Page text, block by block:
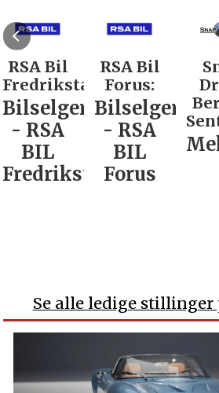
RSA Bil
Fredrikstad:
Bilselger
- RSA
BIL
Fredrikstad
RSA Bil
Forus:
Bilselger
- RSA
BIL
Forus
Se alle ledige stillinger